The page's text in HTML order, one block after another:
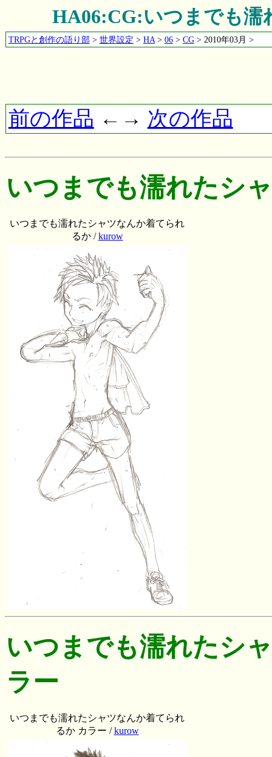
HA06:CG:いつまでも
TRPGと創作の語り部> 世界設定 > HA> 06> CG> 2010年03月 >
前の作品 ←→ 次の作品
いつまでも濡れたシ
いつまでも濡れたシャツなんか着てられ
るか /kurow
いつまでも濡れたシ
ラー
いつまでも濡れたシャツなんか着てられ
るか カラー /kurow